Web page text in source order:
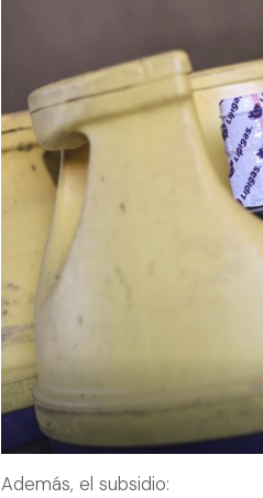
Además, el subsidio: